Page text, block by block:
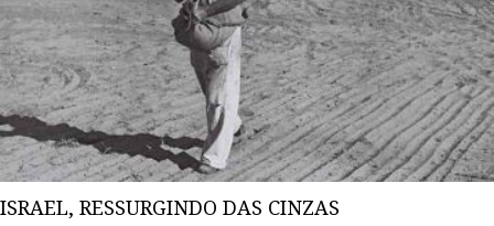
ISRAEL, RESSURGINDO DAS CINZAS